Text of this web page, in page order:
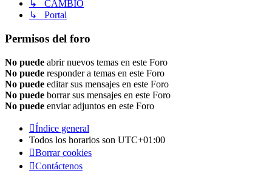
↳ CAMBIO
↳ Portal
Permisos del foro
No puede abrir nuevos temas en este Foro
No puede responder a temas en este Foro
No puede editar sus mensajes en este Foro
No puede borrar sus mensajes en este Foro
No puede enviar adjuntos en este Foro
Índice general
Todos los horarios son UTC+01:00
Borrar cookies
Contáctenos